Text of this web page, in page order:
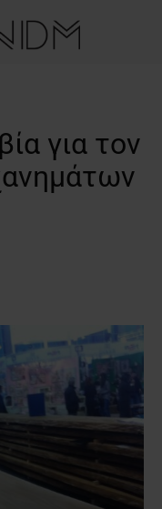
για τον